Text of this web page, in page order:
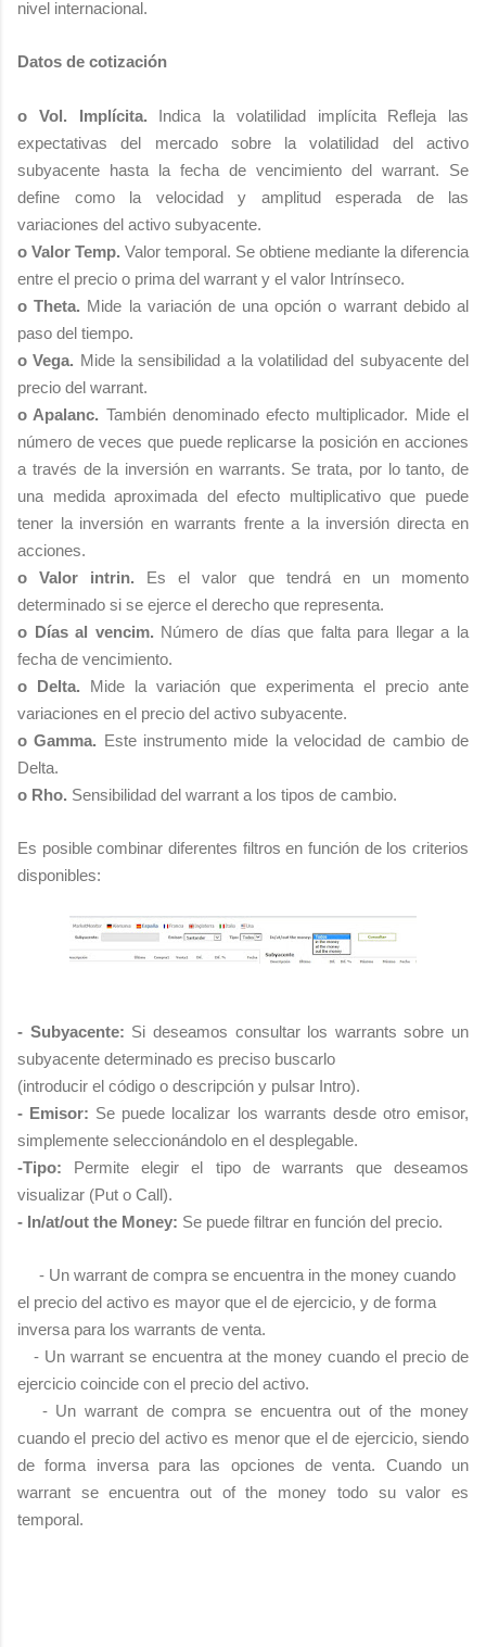
nivel internacional.
Datos de cotización
o Vol. Implícita. Indica la volatilidad implícita Refleja las
expectativas del mercado sobre la volatilidad del activo
subyacente hasta la fecha de vencimiento del warrant. Se
define como la velocidad y amplitud esperada de las
variaciones del activo subyacente.
o Valor Temp. Valor temporal. Se obtiene mediante la diferencia
entre el precio o prima del warrant y el valor Intrínseco.
o Theta. Mide la variación de una opción o warrant debido al
paso del tiempo.
o Vega. Mide la sensibilidad a la volatilidad del subyacente del
precio del warrant.
o Apalanc. También denominado efecto multiplicador. Mide el
número de veces que puede replicarse la posición en acciones
a través de la inversión en warrants. Se trata, por lo tanto, de
una medida aproximada del efecto multiplicativo que puede
tener la inversión en warrants frente a la inversión directa en
acciones.
o Valor intrin. Es el valor que tendrá en un momento
determinado si se ejerce el derecho que representa.
o Días al vencim. Número de días que falta para llegar a la
fecha de vencimiento.
o Delta. Mide la variación que experimenta el precio ante
variaciones en el precio del activo subyacente.
o Gamma. Este instrumento mide la velocidad de cambio de
Delta.
o Rho. Sensibilidad del warrant a los tipos de cambio.
Es posible combinar diferentes filtros en función de los criterios
disponibles:
- Subyacente: Si deseamos consultar los warrants sobre un
subyacente determinado es preciso buscarlo
(introducir el código o descripción y pulsar Intro).
- Emisor: Se puede localizar los warrants desde otro emisor,
simplemente seleccionándolo en el desplegable.
-Tipo: Permite elegir el tipo de warrants que deseamos
visualizar (Put o Call).
- In/at/out the Money: Se puede filtrar en función del precio.
- Un warrant de compra se encuentra in the money cuando
el precio del activo es mayor que el de ejercicio, y de forma
inversa para los warrants de venta.
- Un warrant se encuentra at the money cuando el precio de
ejercicio coincide con el precio del activo.
- Un warrant de compra se encuentra out of the money
cuando el precio del activo es menor que el de ejercicio, siendo
de forma inversa para las opciones de venta. Cuando un
warrant se encuentra out of the money todo su valor es
temporal.